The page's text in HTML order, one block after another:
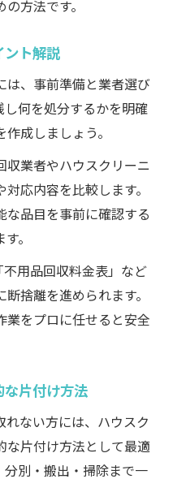
方法です。
ント解説
は、事前準備と業者選び
何を処分するかを明確
成しましょう。
業者やハウスクリーニ
応内容を比較します。
な品目を事前に確認する
。
不用品回収料金表」など
捨離を進められます。
業をプロに任せると安全
片付け方法
ない方には、ハウスク
な片付け方法として最適
別・搬出・掃除まで一